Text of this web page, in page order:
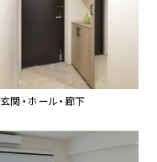
玄関・ホール・廊下